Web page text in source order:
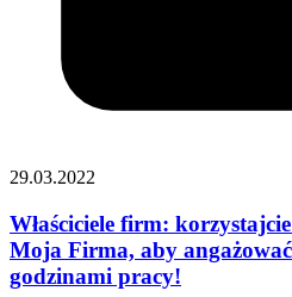
29.03.2022
Właściciele firm:
Moja Firma, aby
godzinami pracy!